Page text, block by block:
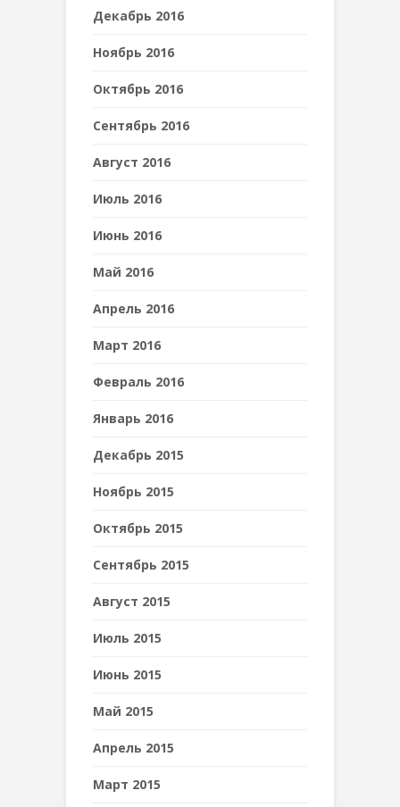
Декабрь 2016
Ноябрь 2016
Октябрь 2016
Сентябрь 2016
Август 2016
Июль 2016
Июнь 2016
Май 2016
Апрель 2016
Март 2016
Февраль 2016
Январь 2016
Декабрь 2015
Ноябрь 2015
Октябрь 2015
Сентябрь 2015
Август 2015
Июль 2015
Июнь 2015
Май 2015
Апрель 2015
Март 2015